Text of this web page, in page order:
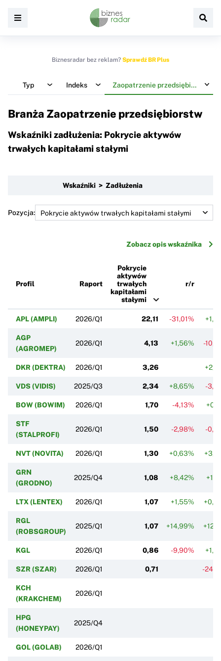
Biznesradar bez reklam? Sprawdź BR Plus
Typ Indeks Zaopatrzenie przedsiębiorstw
Branża Zaopatrzenie przedsiębiorstw
Wskaźniki zadłużenia: Pokrycie aktywów
trwałych kapitałami stałymi
Wskaźniki > Zadłużenia
Pozycja:
Zobacz opis wskaźnika
Profil Raport
Pokrycie
aktywów
trwałych
kapitałami
stałymi
r/r
APL (AMPLI) 2026/Q1 22,11 -31,01%
AGP
(AGROMEP)
2026/Q1 4,13 +1,56% -
DKR (DEKTRA) 2026/Q1 3,26
VDS (VIDIS) 2025/Q3 2,34 +8,65% -
BOW (BOWIM) 2026/Q1 1,70 -4,13%
STF
(STALPROFI)
2026/Q1 1,50 -2,98% -
NVT (NOVITA) 2026/Q1 1,30 +0,63%
GRN
(GRODNO)
2025/Q4 1,08 +8,42%
LTX (LENTEX) 2026/Q1 1,07 +1,55%
RGL
(ROBSGROUP)
2025/Q1 1,07 +14,99%
KGL 2026/Q1 0,86 -9,90%
SZR (SZAR) 2026/Q1 0,71 -
KCH
(KRAKCHEM)
2026/Q1
HPG
(HONEYPAY)
2025/Q4
GOL (GOLAB) 2026/Q1